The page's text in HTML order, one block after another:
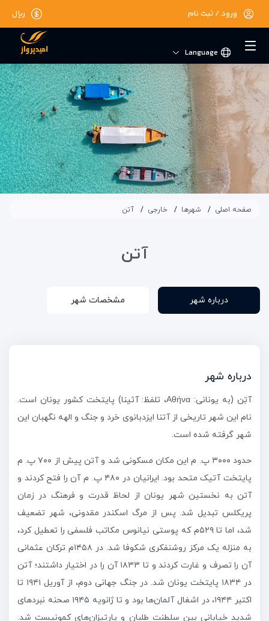
ریال ورود / ثبت نام
Language
صفحه اصلی شهرها خارجی آتن
آتن
درباره شهر مشخصات شهر
درباره شهر
آتِن (به یونانی: Αθήνα، تلفظ: آثینا) پایتخت کشور یونان است.
نام این شهر تاریخی از آتنا ایزدبانوی خرد و جنگ و الهه نگهبان این
شهر گرفته شده است.
حدود ۳۰۰۰ پ. م این مکان مسکونی شد و آتن پیش از ۷۰۰ پ. م
پایتخت آتیک متحد بود. ایرانیان در ۴۸۰ پ. م آن را فتح کردند و
آتن به نخستین شهر یونان از لحاظ قدرت و فرهنگ در زمان
پریکلس تبدیل شد. پس از مرگ اسکندر مقدونی، شهر تضعیف
شد، اما تا ۵۲۹م که پوستی نیانوس مکاتب فلسفی را تعطیل کرد،
به منزله یک مرکز روشنفکری شکوفا شد. در ۱۴۵۸م ترکان عثمانی
آن را تصرف و غارت کردند و تا ۱۸۳۳ آن را در اختیار داشتند؛ آتن
در ۱۸۳۴ پایتخت یونان شد. در جنگ جهانی دوم، از آوریل ۱۹۴۱ تا
اکتبر ۱۹۴۴، در اشغال آلمان‌ها بود و تا ژانویه ۱۹۴۵ صحنه نبردهای
شدید خیابانی بین سلطنت طلبان و پارتیزان‌های کمونیست شد.